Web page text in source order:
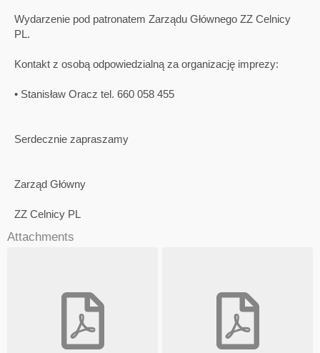
Wydarzenie pod patronatem Zarządu Głównego ZZ Celnicy
PL.
Kontakt z osobą odpowiedzialną za organizację imprezy:
• Stanisław Oracz tel. 660 058 455
Serdecznie zapraszamy
Zarząd Główny
ZZ Celnicy PL
Attachments